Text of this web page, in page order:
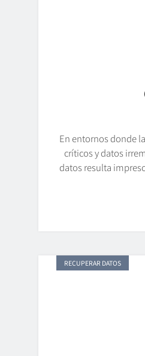
En entornos donde
críticos y datos
datos resulta
RECUPERAR DATOS